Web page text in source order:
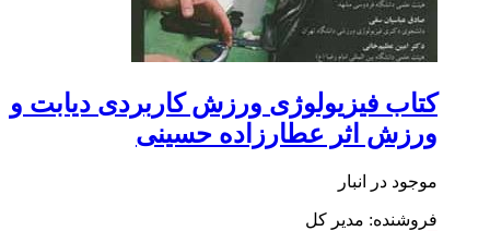
کتاب فیزیولوژی ورزش کاربردی دیابت و
ورزش اثر عطارزاده حسینی
موجود در انبار
فروشنده: مدیر کل